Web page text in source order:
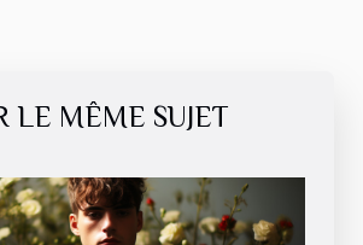
LE MÊME SUJET